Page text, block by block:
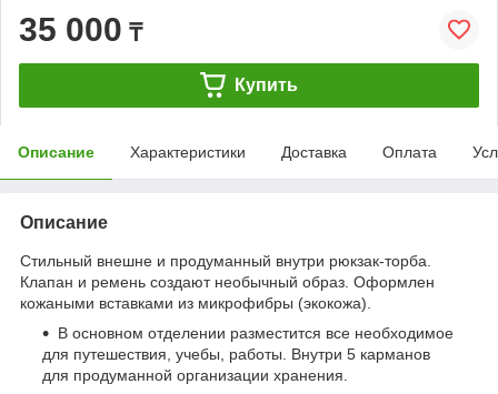
35 000 ₸
Купить
Описание Характеристики Доставка Оплата
Описание
Стильный внешне и продуманный внутри рюкзак-торба.
Клапан и ремень создают необычный образ. Оформлен
кожаными вставками из микрофибры (экокожа).
В основном отделении разместится все необходимое
для путешествия, учебы, работы. Внутри 5 карманов
для продуманной организации хранения.